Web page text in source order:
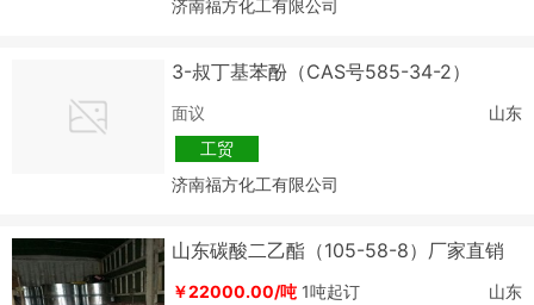
济南福方化工有限公司
3-叔丁基苯酚（CAS号585-34-2）
面议
山东
工贸
济南福方化工有限公司
山东碳酸二乙酯（105-58-8）厂家直销
￥22000.00/吨 1吨起订
山东